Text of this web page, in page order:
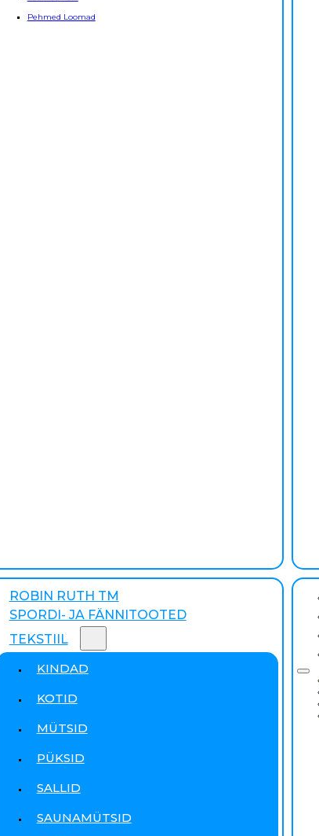
Pehmed Loomad
ROBIN RUTH TM
SPORDI- JA FÄNNITOOTED
TEKSTIIL
KINDAD
KOTID
MÜTSID
PÜKSID
SALLID
SAUNAMÜTSID